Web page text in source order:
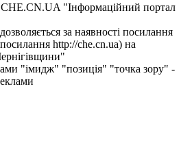
"Інформаційний портал
за наявності посилання
http://che.cn.ua) на
"імидж" "позиція" "точка зору" -